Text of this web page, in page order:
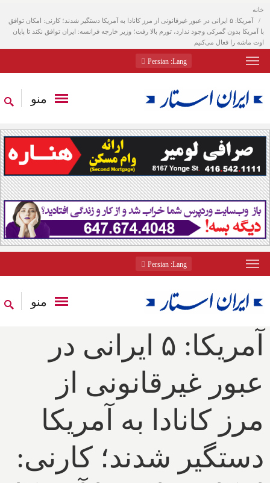
خانه
آمریکا: ۵ ایرانی در عبور غیرقانونی از مرز کانادا به آمریکا دستگیر شدند؛ کارنی: امکان توافق
با آمریکا بدون گمرکی وجود ندارد، تورم بالا رفت؛ وزیر خارجه فرانسه: ایران توافق نکند تا پایان
اوت ماشه را فعال می‌کنیم
Lang
: Persian
منو
Lang
: Persian
منو
آمریکا: ۵ ایرانی در
عبور غیرقانونی از
مرز کانادا به آمریکا
دستگیر شدند؛ کارنی: